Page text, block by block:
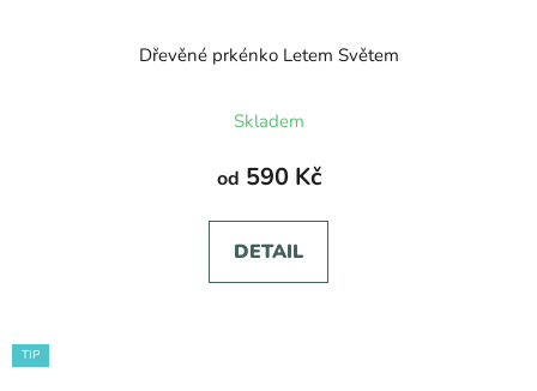
Dřevěné prkénko Letem Světem
Skladem
od 590 Kč
DETAIL
TIP